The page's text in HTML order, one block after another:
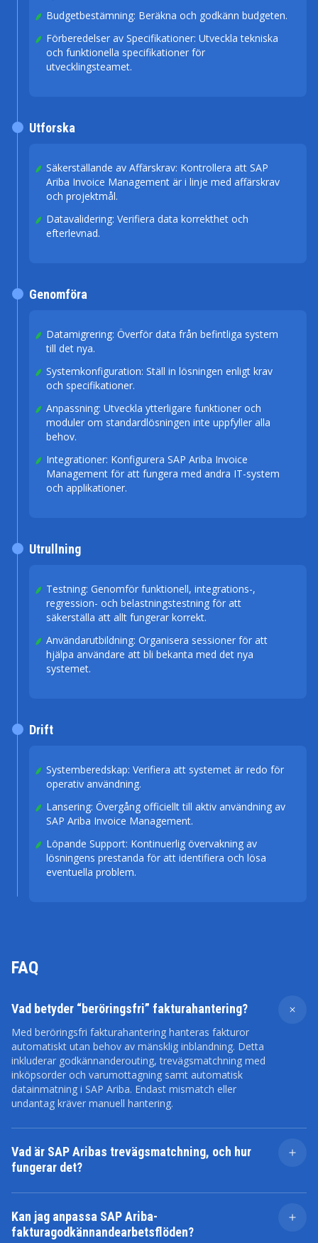
Budgetbestämning: Beräkna och godkänn budgeten.
Förberedelser av Specifikationer: Utveckla tekniska
och funktionella specifikationer för
utvecklingsteamet.
Säkerställande av Affärskrav: Kontrollera att SAP
Ariba Invoice Management är i linje med affärskrav
och projektmål.
Datavalidering: Verifiera data korrekthet och
efterlevnad.
Utforska
Datamigrering: Överför data från befintliga system
till det nya.
Systemkonfiguration: Ställ in lösningen enligt krav
och specifikationer.
Anpassning: Utveckla ytterligare funktioner och
moduler om standardlösningen inte uppfyller alla
behov.
Integrationer: Konfigurera SAP Ariba Invoice
Management för att fungera med andra IT-system
och applikationer.
Genomföra
Testning: Genomför funktionell, integrations-,
regression- och belastningstestning för att
säkerställa att allt fungerar korrekt.
Användarutbildning: Organisera sessioner för att
hjälpa användare att bli bekanta med det nya
systemet.
Utrullning
Systemberedskap: Verifiera att systemet är redo för
operativ användning.
Lansering: Övergång officiellt till aktiv användning av
SAP Ariba Invoice Management.
Löpande Support: Kontinuerlig övervakning av
lösningens prestanda för att identifiera och lösa
eventuella problem.
Drift
FAQ
Vad betyder “beröringsfri” fakturahantering?
Med beröringsfri fakturahantering hanteras fakturor
automatiskt utan behov av mänsklig inblandning. Detta
inkluderar godkännanderouting, trevägsmatchning med
inköpsorder och varumottagning samt automatisk
datainmatning i SAP Ariba. Endast mismatch eller
undantag kräver manuell hantering.
Vad är SAP Aribas trevägsmatchning, och hur
fungerar det?
Trevägsmatchning är en automatiserad process som
fakturan. Fakturan kan accepteras för betalning om alla
tre dokumenten (kvantiteter, priser, etc.)
Kan jag anpassa SAP Ariba-
fakturagodkännandearbetsflöden?